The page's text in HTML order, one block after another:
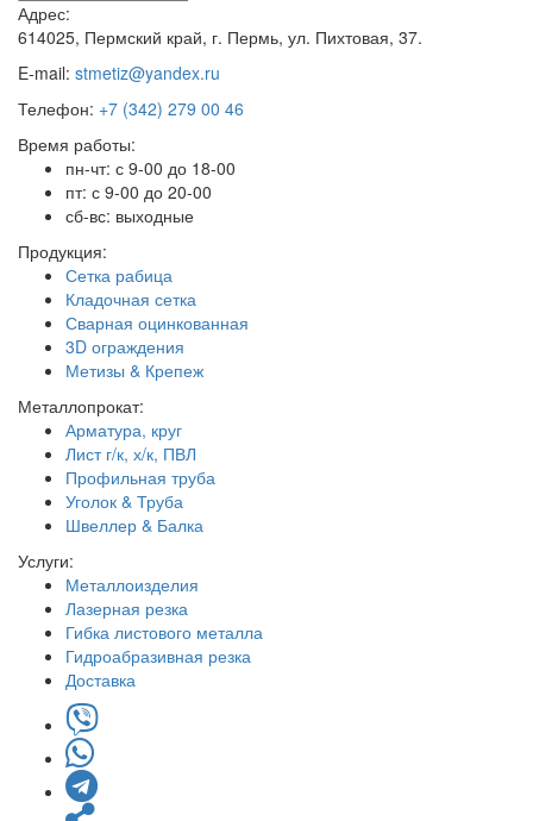
Адрес:
614025, Пермский край, г. Пермь, ул. Пихтовая, 37.
E-mail: stmetiz@yandex.ru
Телефон: +7 (342) 279 00 46
Время работы:
пн-чт: с 9-00 до 18-00
пт: с 9-00 до 20-00
сб-вс: выходные
Продукция:
Сетка рабица
Кладочная сетка
Сварная оцинкованная
3D ограждения
Метизы & Крепеж
Металлопрокат:
Арматура, круг
Лист г/к, х/к, ПВЛ
Профильная труба
Уголок & Труба
Швеллер & Балка
Услуги:
Металлоизделия
Лазерная резка
Гибка листового металла
Гидроабразивная резка
Доставка